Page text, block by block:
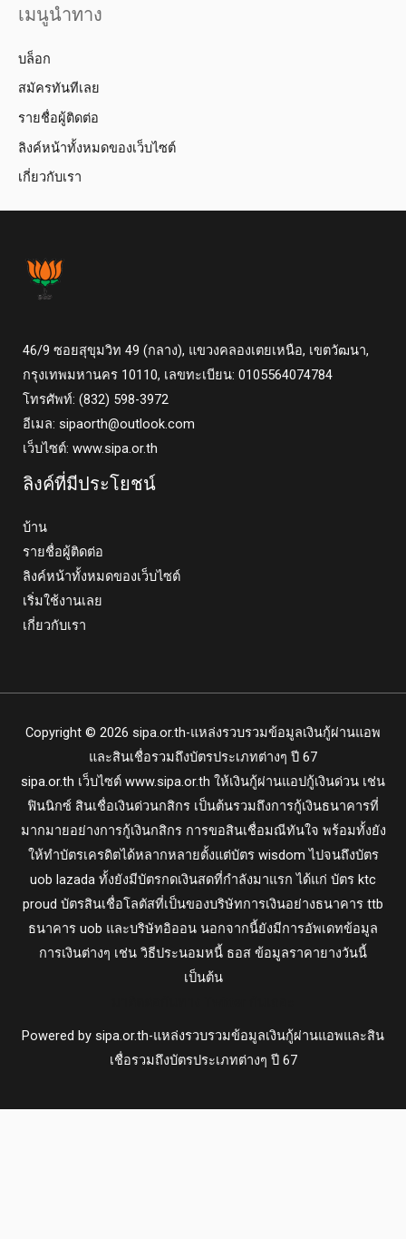
เมนูนำทาง
บล็อก
สมัครทันทีเลย
รายชื่อผู้ติดต่อ
ลิงค์หน้าทั้งหมดของเว็บไซต์
เกี่ยวกับเรา
46/9 ซอยสุขุมวิท 49 (กลาง), แขวงคลองเตยเหนือ, เขตวัฒนา,
กรุงเทพมหานคร 10110, เลขทะเบียน: 0105564074784
โทรศัพท์: (832) 598-3972
อีเมล: sipaorth@outlook.com
เว็บไซต์: www.sipa.or.th
ลิงค์ที่มีประโยชน์
บ้าน
รายชื่อผู้ติดต่อ
ลิงค์หน้าทั้งหมดของเว็บไซต์
เริ่มใช้งานเลย
เกี่ยวกับเรา
Copyright © 2026 sipa.or.th-แหล่งรวบรวมข้อมูลเงินกู้ผ่านแอพ
และสินเชื่อรวมถึงบัตรประเภทต่างๆ ปี 67
sipa.or.th เว็บไซต์ www.sipa.or.th ให้เงินกู้ผ่านแอปกู้เงินด่วน เช่น
ฟินนิกซ์ สินเชื่อเงินด่วนกสิกร เป็นต้นรวมถึงการกู้เงินธนาคารที่
มากมายอย่างการกู้เงินกสิกร การขอสินเชื่อมณีทันใจ พร้อมทั้งยัง
ให้ทำบัตรเครดิตได้หลากหลายตั้งแต่บัตร wisdom ไปจนถึงบัตร
uob lazada ทั้งยังมีบัตรกดเงินสดที่กำลังมาแรก ได้แก่ บัตร ktc
proud บัตรสินเชื่อโลตัสที่เป็นของบริษัทการเงินอย่างธนาคาร ttb
ธนาคาร uob และบริษัทอิออน นอกจากนี้ยังมีการอัพเดทข้อมูล
การเงินต่างๆ เช่น วิธีประนอมหนี้ ธอส ข้อมูลราคายางวันนี้
เป็นต้น
Powered by sipa.or.th-แหล่งรวบรวมข้อมูลเงินกู้ผ่านแอพและสิน
เชื่อรวมถึงบัตรประเภทต่างๆ ปี 67